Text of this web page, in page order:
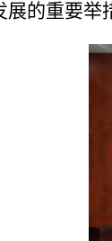
展的重要举